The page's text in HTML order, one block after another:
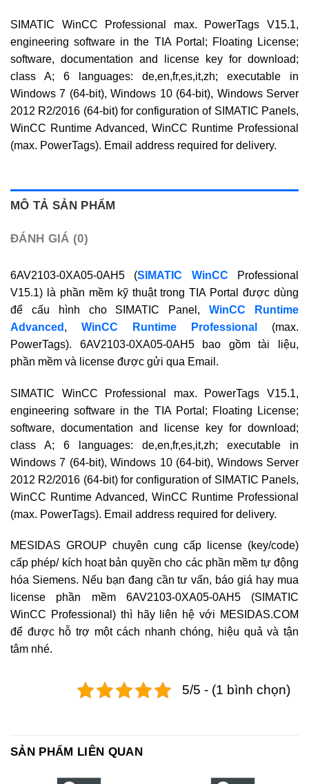
SIMATIC WinCC Professional max. PowerTags V15.1,
engineering software in the TIA Portal; Floating License;
software, documentation and license key for download;
class A; 6 languages: de,en,fr,es,it,zh; executable in
Windows 7 (64-bit), Windows 10 (64-bit), Windows Server
2012 R2/2016 (64-bit) for configuration of SIMATIC Panels,
WinCC Runtime Advanced, WinCC Runtime Professional
(max. PowerTags). Email address required for delivery.
MÔ TẢ SẢN PHẨM
ĐÁNH GIÁ (0)
6AV2103-0XA05-0AH5 (SIMATIC WinCC Professional
V15.1) là phần mềm kỹ thuật trong TIA Portal được dùng
để cấu hình cho SIMATIC Panel,WinCC Runtime
Advanced , WinCC Runtime Professional
(max.
PowerTags). 6AV2103-0XA05-0AH5 bao gồm tài liệu,
phần mềm và license được gửi qua Email.
SIMATIC WinCC Professional max. PowerTags V15.1,
engineering software in the TIA Portal; Floating License;
software, documentation and license key for download;
class A; 6 languages: de,en,fr,es,it,zh; executable in
Windows 7 (64-bit), Windows 10 (64-bit), Windows Server
2012 R2/2016 (64-bit) for configuration of SIMATIC Panels,
WinCC Runtime Advanced, WinCC Runtime Professional
(max. PowerTags). Email address required for delivery.
MESIDAS GROUP chuyên cung cấp license (key/code)
cấp phép/ kích hoạt bản quyền cho các phần mềm tự động
hóa Siemens. Nếu bạn đang cần tư vấn, báo giá hay mua
license phần mềm 6AV2103-0XA05-0AH5 (SIMATIC
WinCC Professional) thì hãy liên hệ với MESIDAS.COM
để được hỗ trợ một cách nhanh chóng, hiệu quả và tận
tâm nhé.
5/5 - (1 bình chọn)
SẢN PHẨM LIÊN QUAN